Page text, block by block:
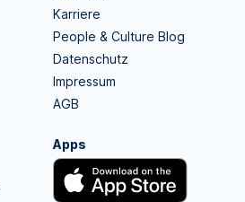
Karriere
People & Culture Blog
Datenschutz
Impressum
AGB
Apps